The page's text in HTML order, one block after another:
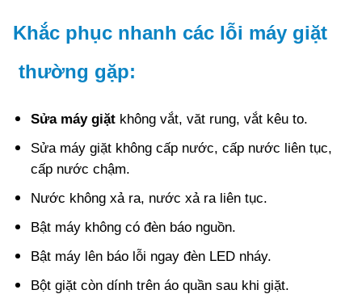
Khắc phục nhanh các lỗi máy giặt
thường gặp:
Sửa máy giặtkhông vắt, văt rung, vắt kêu to.
Sửa máy giặt không cấp nước, cấp nước liên tục,
cấp nước chậm.
Nước không xả ra, nước xả ra liên tục.
Bật máy không có đèn báo nguồn.
Bật máy lên báo lỗi ngay đèn LED nháy.
Bột giặt còn dính trên áo quần sau khi giặt.